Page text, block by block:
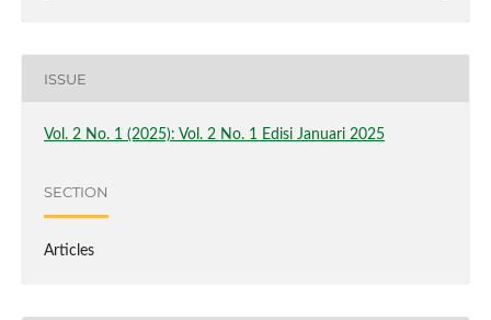
ISSUE
Vol. 2 No. 1 (2025): Vol. 2 No. 1 Edisi Januari 2025
SECTION
Articles